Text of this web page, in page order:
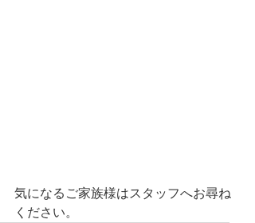
気になるご家族様はスタッフへお尋ね
ください。